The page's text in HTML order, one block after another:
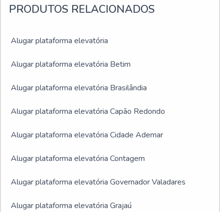
PRODUTOS RELACIONADOS
Alugar plataforma elevatória
Alugar plataforma elevatória Betim
Alugar plataforma elevatória Brasilândia
Alugar plataforma elevatória Capão Redondo
Alugar plataforma elevatória Cidade Ademar
Alugar plataforma elevatória Contagem
Alugar plataforma elevatória Governador Valadares
Alugar plataforma elevatória Grajaú